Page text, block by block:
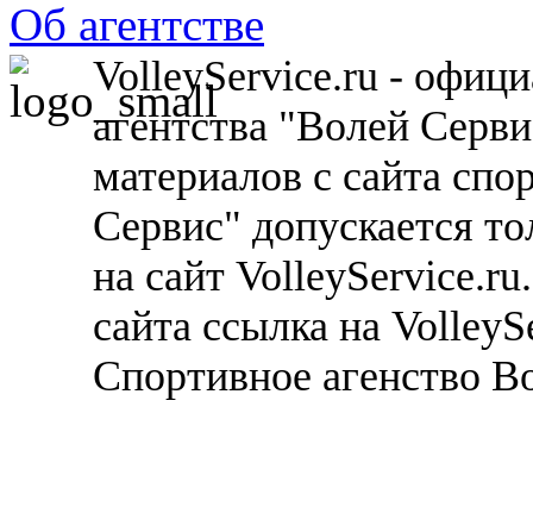
Об агентстве
VolleyService.ru -
агентства "Волей
материалов с сайта
Сервис" допускается
на сайт
сайта ссылка на
Спортивное агенство